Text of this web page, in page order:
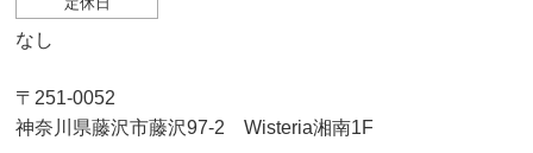
なし
〒251-0052
神奈川県藤沢市藤沢97-2 Wisteria湘南1F